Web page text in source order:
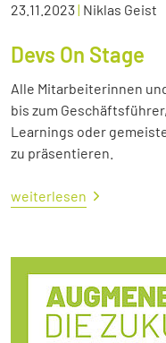
23.11.2023| Niklas Geist
Devs On Stage
Alle Mitarbeiterinnen
bis zum
Learnings oder
zu präsentieren.
weiterlesen